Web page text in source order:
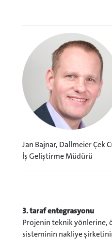
Jan Bajnar, Dallmeier Çek
İş Geliştirme Müdürü
3. taraf entegrasyonu
Projenin teknik yönlerine,
sisteminin nakliye